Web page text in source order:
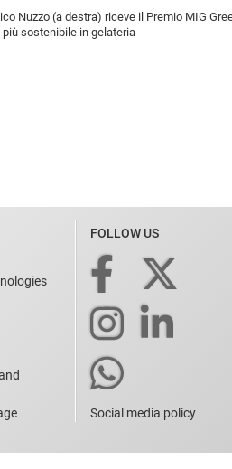
Nuzzo (a destra) riceve il Premio MIG
sostenibile in gelateria
FOLLOW US
Social media policy